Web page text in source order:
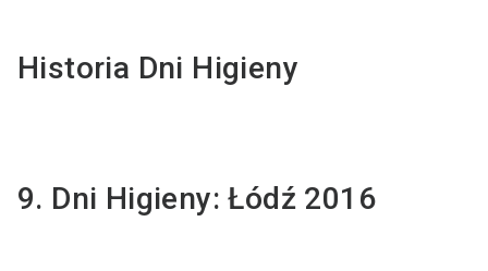
Historia Dni Higieny
9. Dni Higieny: Łódź 2016